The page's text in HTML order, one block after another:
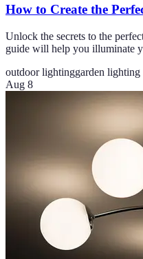
How to Create the
Unlock the secrets to the
guide will help you illuminate
outdoor lightinggarden lighting
Aug 8